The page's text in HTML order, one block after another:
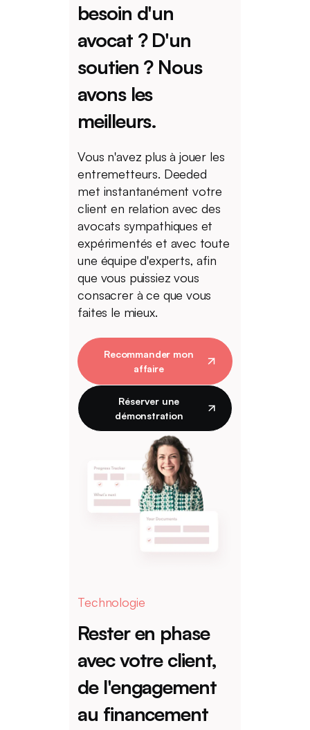
besoin d'un
avocat ? D'un
soutien ? Nous
avons les
meilleurs.
Vous n'avez plus à jouer les
entremetteurs. Deeded
met instantanément votre
client en relation avec des
avocats sympathiques et
expérimentés et avec toute
une équipe d'experts, afin
que vous puissiez vous
consacrer à ce que vous
faites le mieux.
Réserver une
démonstration
Recommander mon
affaire
Technologie
Rester en phase
avec votre client,
de l'engagement
au financement